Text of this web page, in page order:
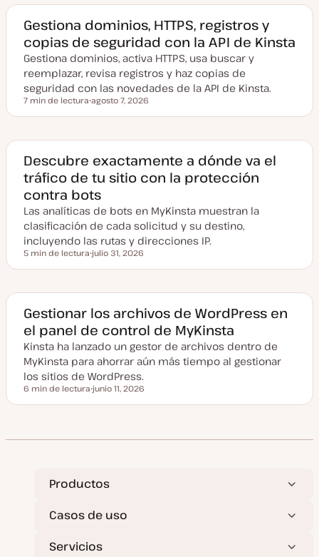
Gestiona dominios, HTTPS, registros y
copias de seguridad con la API de Kinsta
Gestiona dominios, activa HTTPS, usa buscar y
reemplazar, revisa registros y haz copias de
seguridad con las novedades de la API de Kinsta.
Tiempo de lectura
7 min de lectura
e
c
u
a
l
i
a
d
a
agosto 7, 2026
Descubre exactamente a dónde va el
tráfico de tu sitio con la protección
contra bots
Las analíticas de bots en MyKinsta muestran la
clasificación de cada solicitud y su destino,
incluyendo las rutas y direcciones IP.
Tiempo de lectura
5 min de lectura
e
a
c
t
u
a
i
z
a
d
julio 31, 2026
Gestionar los archivos de WordPress en
el panel de control de MyKinsta
Kinsta ha lanzado un gestor de archivos dentro de
MyKinsta para ahorrar aún más tiempo al gestionar
los sitios de WordPress.
Tiempo de lectura
6 min de lectura
e
a
a
l
z
a
junio 11, 2026
Productos
Casos de uso
Servicios